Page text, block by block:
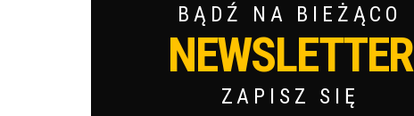
BĄDŹ NA BIEŻĄCO
NEWSLETTER
ZAPISZ SIĘ